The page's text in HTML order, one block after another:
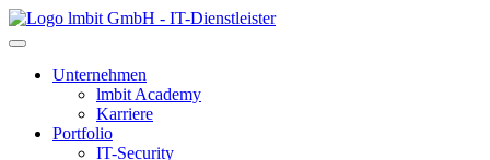
lmbit GmbH - IT-Dienstleister
Unternehmen
lmbit Academy
Karriere
Portfolio
IT-Security